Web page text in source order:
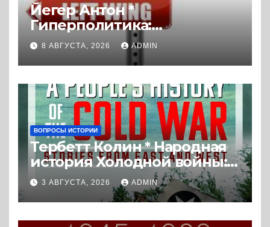
Йегер Антон *
Гиперполитика:
Экстремальная
политизация без
политических
последствий (2026) *
Реферат книги
8 АВГУСТА, 2026 ADMIN
ВОПРОСЫ ИСТОРИИ
Тербетт Колин * Народная
история Холодной войны:
истории с Востока и Запада
(2023) * Реферат книги
3 АВГУСТА, 2026 ADMIN